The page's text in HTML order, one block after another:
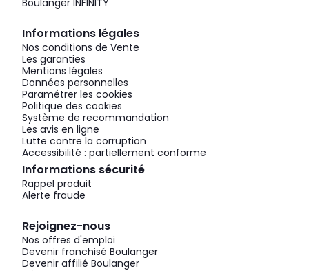
Boulanger INFINITY
Informations légales
Nos conditions de Vente
Les garanties
Mentions légales
Données personnelles
Paramétrer les cookies
Politique des cookies
Système de recommandation
Les avis en ligne
Lutte contre la corruption
Accessibilité : partiellement conforme
Informations sécurité
Rappel produit
Alerte fraude
Rejoignez-nous
Nos offres d'emploi
Devenir franchisé Boulanger
Devenir affilié Boulanger